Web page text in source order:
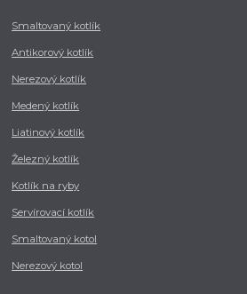
Smaltovaný kotlík
Antikorový kotlík
Nerezový kotlík
Medený kotlík
Liatinový kotlík
Železný kotlík
Kotlík na ryby
Servírovací kotlík
Smaltovaný kotol
Nerezový kotol